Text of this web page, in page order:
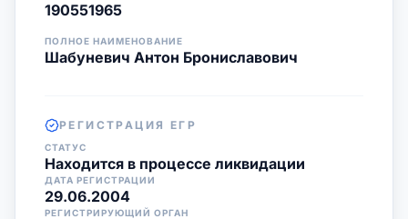
190551965
ПОЛНОЕ НАИМЕНОВАНИЕ
Шабуневич Антон Брониславович
РЕГИСТРАЦИЯ ЕГР
СТАТУС
Находится в процессе ликвидации
ДАТА РЕГИСТРАЦИИ
29.06.2004
РЕГИСТРИРУЮЩИЙ ОРГАН